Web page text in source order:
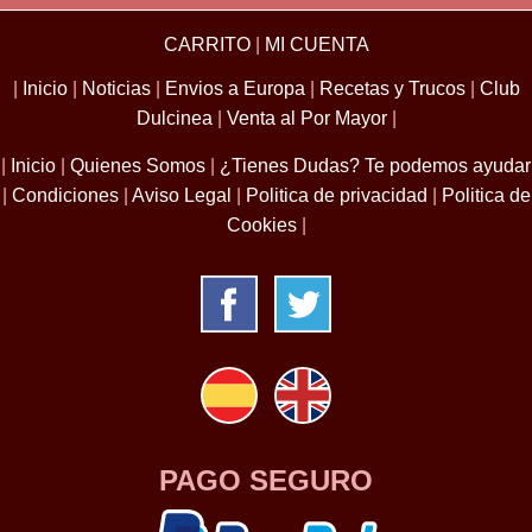
CARRITO| MI CUENTA
Inicio Noticias Envios a Europa Recetas y Trucos
Club
Dulcinea
Venta al Por Mayor
Inicio Quienes Somos
¿Tienes Dudas? Te podemos ayudar
Condiciones Aviso Legal Politica de privacidad
Politica de
Cookies
PAGO SEGURO